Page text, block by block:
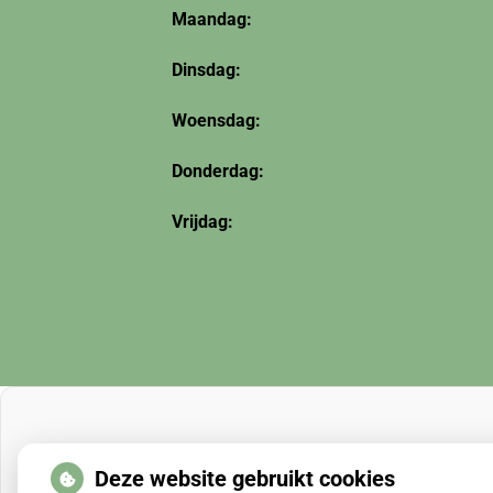
Maandag:
Dinsdag:
Woensdag:
Donderdag:
Vrijdag:
Deze website gebruikt cookies